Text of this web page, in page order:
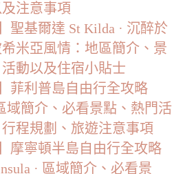
注意事項
聖基爾達 St Kilda · 沉醉於
米亞風情：地區簡介、景
動以及住宿小貼士
菲利普島自由行全攻略
域簡介、必看景點、熱門活
程規劃、旅遊注意事項
摩寧頓半島自由行全攻略
· 區域簡介、必看景